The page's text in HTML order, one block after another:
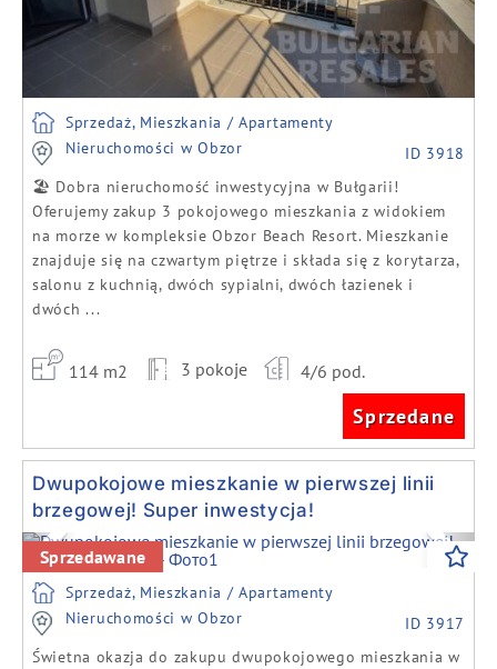
Sprzedaż, Mieszkania / Apartamenty
Nieruchomości w Obzor
ID 3918
🏖️ Dobra nieruchomość inwestycyjna w Bułgarii!
Oferujemy zakup 3 pokojowego mieszkania z widokiem
na morze w kompleksie Obzor Beach Resort. Mieszkanie
znajduje się na czwartym piętrze i składa się z korytarza,
salonu z kuchnią, dwóch sypialni, dwóch łazienek i
dwóch ...
114 m2 3 pokoje 4/6 pod.
Sprzedane
Dwupokojowe mieszkanie w pierwszej linii
brzegowej! Super inwestycja!
Previous Next
Sprzedawane
Sprzedaż, Mieszkania / Apartamenty
Nieruchomości w Obzor
ID 3917
Świetna okazja do zakupu dwupokojowego mieszkania w